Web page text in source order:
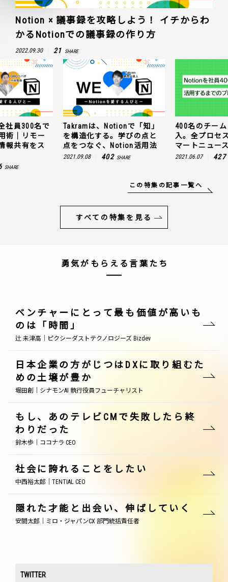
Notion × 議事録を攻略しよう！ イチからわ
かるNotionでの議事録の作り方
2022.09.30 21 SHARE
社員300名で
術｜リモー
報共有をス
SHARE
Takramは、Notionで「知」
を構造化する。学びの点と
点をつなぐ、Notion活用法
2021.09.08 402 SHARE
400名のチー
入。全プロセ
マートニュー
2021.06.07 427
この特集の記事一覧へ
すべての特集を見る
勇気がもらえる言葉たち
ベンチャーにとって最も価値が高いも
のは「時間」
辻 未津高｜ピクシーダストテクノロジーズ Bizdev
日本企業の方がじつはDXに取り組むた
めの土壌が豊か
堀田創｜シナモンAI 執行役員フューチャリスト
もし、あのテレビCMで失敗したら終
わりだった
鈴木歩｜ココナラ CEO
社会に誇れることをしたい
中西裕太郎｜TENTIAL CEO
隠れた才能と出会い、伸ばしていく
安間太郎｜ミロ・ジャパンCX 部門統括責任者
TWITTER